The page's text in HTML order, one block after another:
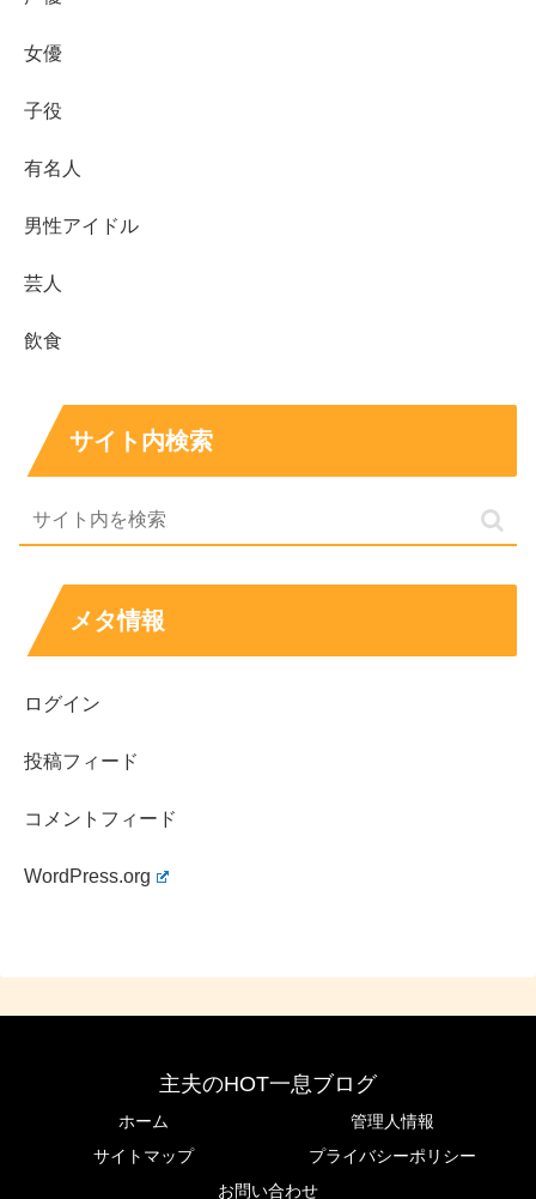
プロフィールは兵庫県出身、身長165cm、アミュー
象的
代表作は「街の上で」「あの頃。」「うみべの女の
をチェック
安心
どる楽しさが一気に増えます。中田青渚さんは、静かな表
情でも印象を残すタイプなので、気になった人ほど作品で
さらにハマりやすいはずです。
女優
子役
有名人
男性アイドル
芸人
飲食
サイト内検索
メタ情報
ログイン
投稿フィード
コメントフィード
WordPress.org
主夫のHOT一息ブログ
ホーム
管理人情報
サイトマップ
プライバシーポリシー
お問い合わせ